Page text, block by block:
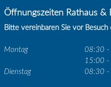
Öffnungszeiten Rathaus &
Bitte vereinbaren Sie vor Besuch
Montag
08:30 -
15:00 -
Dienstag
08:30 -